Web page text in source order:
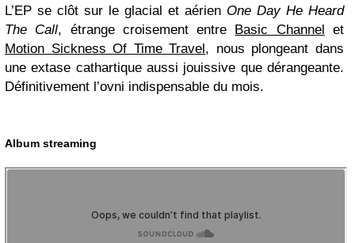
L’EP se clôt sur le glacial et aérien One Day He Heard
The Call, étrange croisement entre Basic Channel et
Motion Sickness Of Time Travel, nous plongeant dans
une extase cathartique aussi jouissive que dérangeante.
Définitivement l’ovni indispensable du mois.
Album streaming